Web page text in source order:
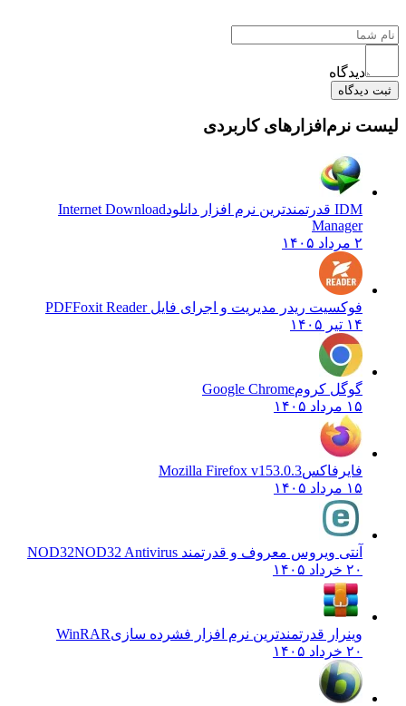
دیدگاه
ثبت دیدگاه
لیست نرم‌افزارهای کاربردی
IDM قدرتمندترین نرم افزار دانلود
Internet Download
Manager
۲ مرداد ۱۴۰۵
فوکسیت ریدر مدیریت و اجرای فایل PDFFoxit Reader
۱۴ تیر ۱۴۰۵
گوگل کرومGoogle Chrome
۱۵ مرداد ۱۴۰۵
فایرفاکسMozilla Firefox v153.0.3
۱۵ مرداد ۱۴۰۵
آنتی ویروس معروف و قدرتمند NOD32 NOD32 Antivirus
۲۰ خرداد ۱۴۰۵
وینرار قدرتمندترین نرم افزار فشرده سازیWinRAR
۲۰ خرداد ۱۴۰۵